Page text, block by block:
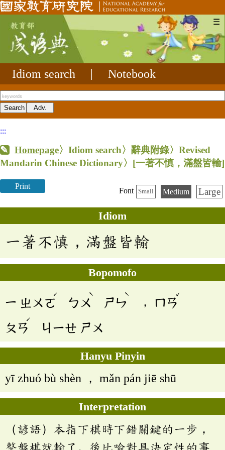
☰
Idiom search Notebook
:::
Homepage〉Idiom search〉辭典附錄〉Revised
Mandarin Chinese Dictionary〉 [一著不慎，滿盤皆輸]
Print
Font Small Medium Large
Idiom
一著不慎，滿盤皆輸
Bopomofo
ㄧ ㄓㄨㄛ
ˊ
ㄅㄨ
ˋ
ㄕㄣ
ˋ
， ㄇㄢ
ˇ
ㄆㄢ
ˊ
ㄐㄧㄝ ㄕㄨ
Hanyu Pinyin
yī zhuó bù shèn ， mǎn pán jiē shū
Interpretation
（諺語）本指下棋時下錯關鍵的一步，
整盤棋就輸了。後比喻對具決定性的事